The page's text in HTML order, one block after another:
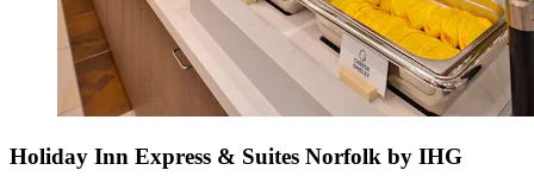
Holiday Inn Express & Suites Norfolk by IHG